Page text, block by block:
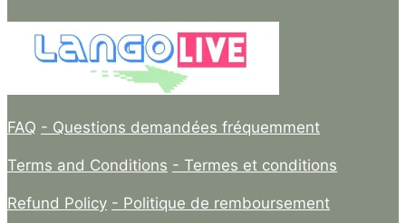
FAQ - Questions demandées fréquemment
Terms and Conditions - Termes et conditions
Refund Policy - Politique de remboursement